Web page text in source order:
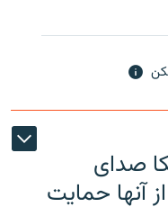
صدای
آنها حمایت